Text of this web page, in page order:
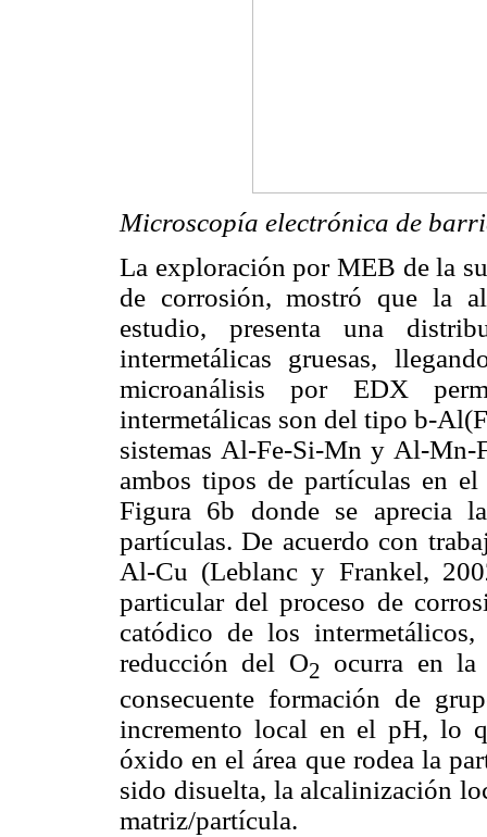
Microscopía electrónica de
La exploración por MEB de la
de corrosión, mostró que la
estudio, presenta una
intermetálicas gruesas,
microanálisis por EDX
intermetálicas son del tipo b-
sistemas Al-Fe-Si-Mn y Al-
ambos tipos de partículas en
Figura 6b donde se aprecia
partículas. De acuerdo con
Al-Cu (Leblanc y Frankel,
particular del proceso de
catódico de los
reducción del O2
ocurra en la
consecuente formación de
incremento local en el pH, lo
óxido en el área que rodea la
sido disuelta, la alcalinización
matriz/partícula.